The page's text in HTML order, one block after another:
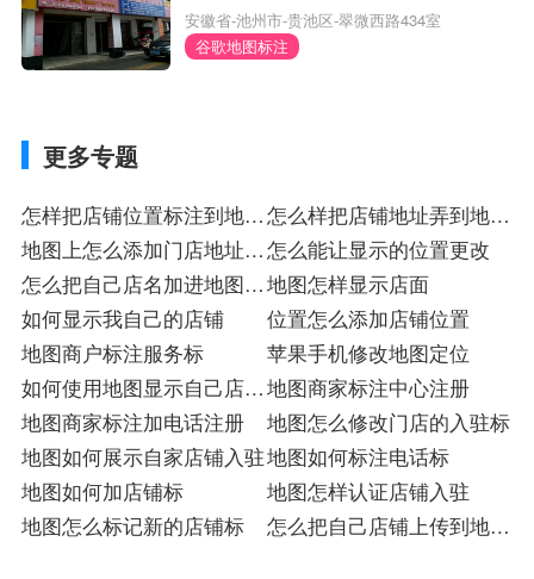
安徽省-池州市-贵池区-翠微西路434室
谷歌地图标注
更多专题
怎样把店铺位置标注到地图
上入驻
怎么样把店铺地址弄到地图
上入驻
地图上怎么添加门店地址入
驻
怎么能让显示的位置更改
怎么把自己店名加进地图注
册
地图怎样显示店面
如何显示我自己的店铺
位置怎么添加店铺位置
地图商户标注服务标
苹果手机修改地图定位
如何使用地图显示自己店铺
标
地图商家标注中心注册
地图商家标注加电话注册
地图怎么修改门店的入驻标
地图如何展示自家店铺入驻地图如何标注电话标
地图如何加店铺标
地图怎样认证店铺入驻
地图怎么标记新的店铺标
怎么把自己店铺上传到地图